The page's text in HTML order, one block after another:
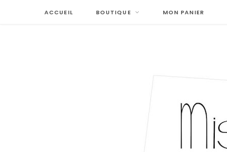
ACCUEIL BOUTIQUE MON PANIER